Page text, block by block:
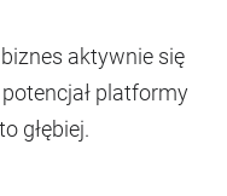
aktywnie się
platformy
głębiej.